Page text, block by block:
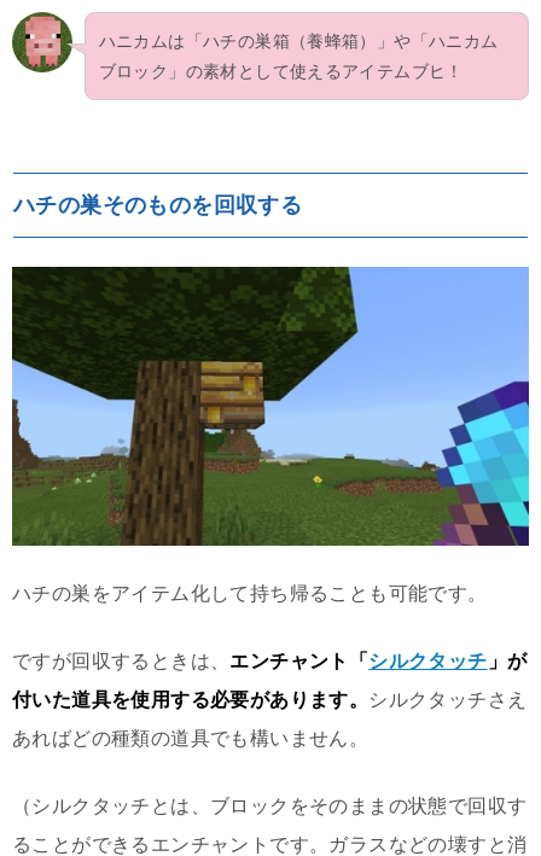
ハニカムは「ハチの巣箱（養蜂箱）」や「ハニカム
ブロック」の素材として使えるアイテムブヒ！
ハチの巣そのものを回収する
ハチの巣をアイテム化して持ち帰ることも可能です。
ですが回収するときは、 エンチャント「 シルクタッチ 」が
付いた道具を使用する必要があります。
シルクタッチさえ
あればどの種類の道具でも構いません。
（シルクタッチとは、ブロックをそのままの状態で回収す
ることができるエンチャントです。ガラスなどの壊すと消